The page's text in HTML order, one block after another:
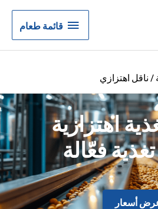
قائمة
طعام
قائمة طعام
/ ناقل اهتزازي
اهتزازية
فعّالة
أسعار